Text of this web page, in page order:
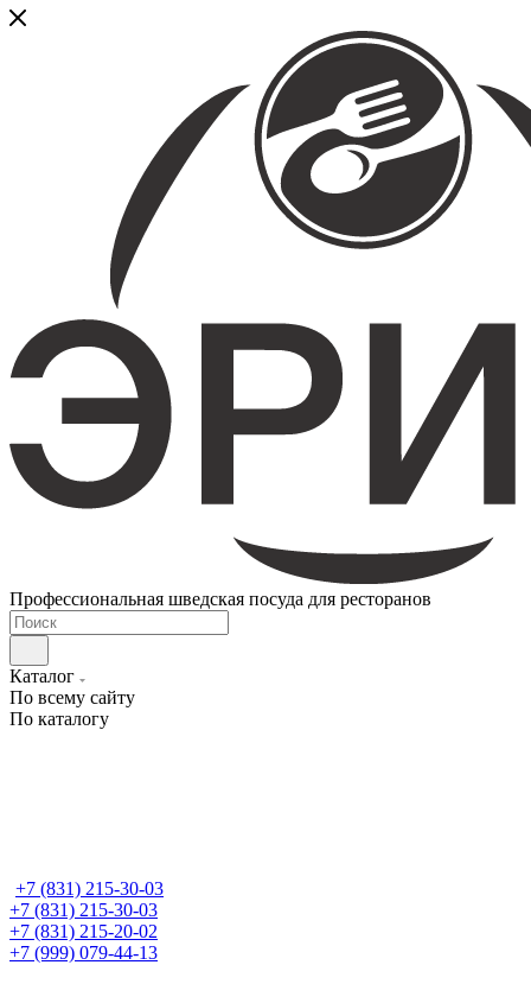
Профессиональная шведская посуда для ресторанов
Каталог
По всему сайту
По каталогу
+7 (831) 215-30-03
+7 (831) 215-30-03
+7 (831) 215-20-02
+7 (999) 079-44-13